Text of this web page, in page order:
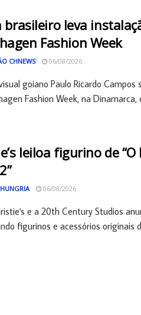
leva
Fashion Week
CHNEWS 06/08/2026
goiano Paulo Ricardo Campos
Fashion Week, na Dinamarca,
leiloa figurino de “O
06/08/2026
e a 20th Century Studios
figurinos e acessórios originais